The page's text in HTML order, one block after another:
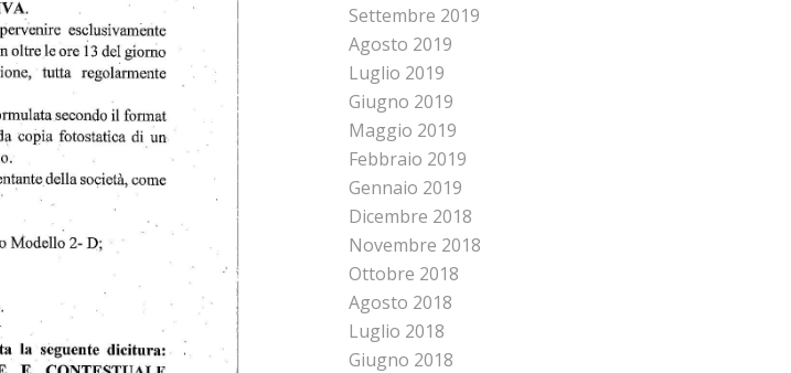
Settembre 2019
Agosto 2019
Luglio 2019
Giugno 2019
Maggio 2019
Febbraio 2019
Gennaio 2019
Dicembre 2018
Novembre 2018
Ottobre 2018
Agosto 2018
Luglio 2018
Giugno 2018